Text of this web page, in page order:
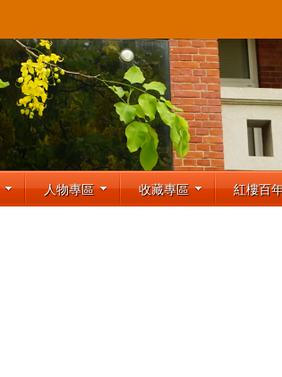
人物專區 收藏專區 紅樓百